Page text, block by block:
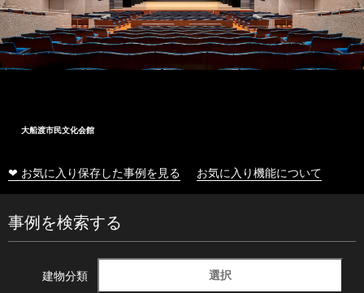
大船渡市民文化会館
❤ お気に入り保存した事例を見る お気に入り機能について
事例を検索する
建物分類 選択